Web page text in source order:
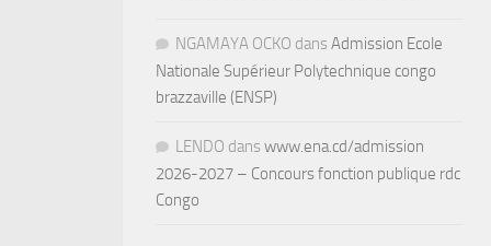
NGAMAYA OCKO dans Admission Ecole
Nationale Supérieur Polytechnique congo
brazzaville (ENSP)
LENDO dans www.ena.cd/admission
2026-2027 – Concours fonction publique rdc
Congo